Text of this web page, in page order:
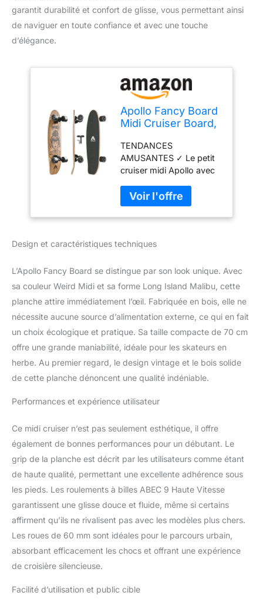
garantit durabilité et confort de glisse, vous permettant ainsi
de naviguer en toute confiance et avec une touche
d’élégance.
Apollo Fancy Board
Midi Cruiser Board,
TENDANCES
AMUSANTES ✓ Le petit
cruiser midi Apollo avec
d'une taille pratique de
68,5 x 20 cm. Petit mais
OHO! Grande puissance
EXCELLENTE
Grâce à sa forme courte
de cruiser, le skateboard
vintage est beau, léger,
petit, robuste et surtout
très maniable. Rapide et
flexible, exactement
comme vous en avez
besoin. OLDSCHOOL ✓
Le mini-longboard est
idéal pour les débutants,
enfants de maîtriser
Mais même les boarders
expérimentés se sentent
tout de suite comme
chez eux dessus. Roues
et essieux ✓ Roues : 60
mm, largeur 45 mm,
dureté 78A, roulements
ABEC 9 RS chrome –
Trucks : aluminium solide
de 5 pouces. Qualité
supérieure pour le
portée de main ✓ La mini
Design et caractéristiques techniques
L’Apollo Fancy Board se distingue par son look unique. Avec
sa couleur Weird Midi et sa forme Long Island Malibu, cette
planche attire immédiatement l’œil. Fabriquée en bois, elle ne
nécessite aucune source d’alimentation externe, ce qui en fait
un choix écologique et pratique. Sa taille compacte de 70 cm
offre une grande maniabilité, idéale pour les skateurs en
herbe. Au premier regard, le design vintage et le bois solide
de cette planche dénoncent une qualité indéniable.
Performances et expérience utilisateur
Ce midi cruiser n’est pas seulement esthétique, il offre
également de bonnes performances pour un débutant. Le
grip de la planche est décrit par les utilisateurs comme étant
de haute qualité, permettant une excellente adhérence sous
les pieds. Les roulements à billes ABEC 9 Haute Vitesse
garantissent une glisse douce et fluide, même si certains
affirment qu’ils ne rivalisent pas avec les modèles plus chers.
Les roues de 60 mm sont idéales pour le parcours urbain,
absorbant efficacement les chocs et offrant une expérience
de croisière silencieuse.
Facilité d’utilisation et public cible